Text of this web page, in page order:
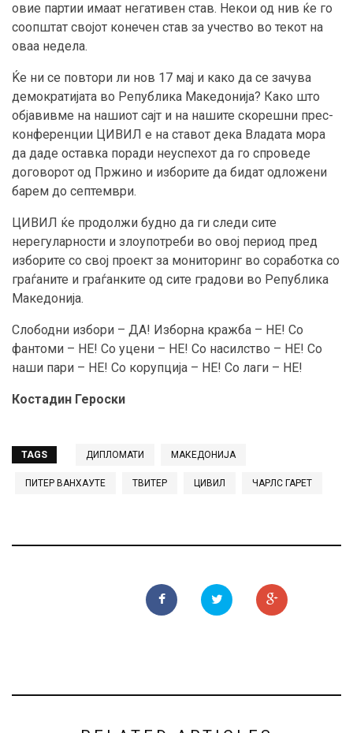
овие партии имаат негативен став. Некои од нив ќе го
соопштат својот конечен став за учество во текот на
оваа недела.
Ќе ни се повтори ли нов 17 мај и како да се зачува
демократијата во Република Македонија? Како што
објавивме на нашиот сајт и на нашите скорешни прес-
конференции ЦИВИЛ е на ставот дека Владата мора
да даде оставка поради неуспехот да го спроведе
договорот од Пржино и изборите да бидат одложени
барем до септември.
ЦИВИЛ ќе продолжи будно да ги следи сите
нерегуларности и злоупотреби во овој период пред
изборите со свој проект за мониторинг во соработка со
граѓаните и граѓанките од сите градови во Република
Македонија.
Слободни избори – ДА! Изборна кражба – НЕ! Со
фантоми – НЕ! Со уцени – НЕ! Со насилство – НЕ! Со
наши пари – НЕ! Со корупција – НЕ! Со лаги – НЕ!
Костадин Героски
TAGS ДИПЛОМАТИ МАКЕДОНИЈА
ПИТЕР ВАНХАУТЕ ТВИТЕР ЦИВИЛ ЧАРЛС ГАРЕТ